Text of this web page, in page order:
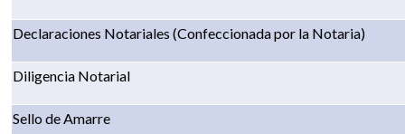
Declaraciones Notariales (Confeccionada por la Notaria)
Diligencia Notarial
Sello de Amarre